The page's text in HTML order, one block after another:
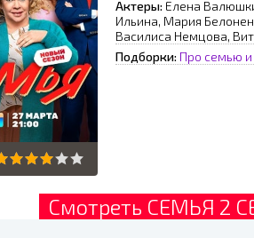
Актеры: Елена
Ильина, Мария
Василиса Немцова,
Подборки: Про семью
Смотреть СЕМЬЯ 2